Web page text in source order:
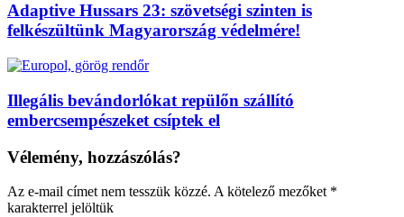
Adaptive Hussars 23: szövetségi szinten is
felkészültünk Magyarország védelmére!
Illegális bevándorlókat repülőn szállító
embercsempészeket csíptek el
Vélemény, hozzászólás?
Az e-mail címet nem tesszük közzé. A kötelező mezőket *
karakterrel jelöltük